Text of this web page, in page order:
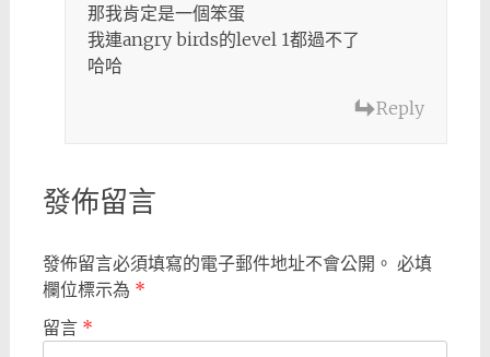
那我肯定是一個笨蛋
我連angry birds的level 1都過不了
哈哈
Reply
發佈留言
發佈留言必須填寫的電子郵件地址不會公開。 必填
欄位標示為 *
留言 *